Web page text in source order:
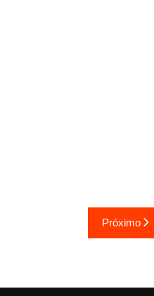
Próximo